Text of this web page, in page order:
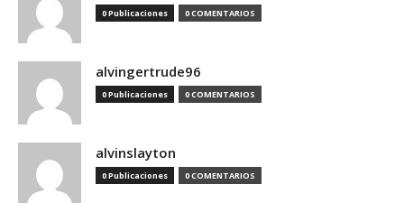
0 Publicaciones 0 COMENTARIOS
alvingertrude96
0 Publicaciones 0 COMENTARIOS
alvinslayton
0 Publicaciones 0 COMENTARIOS